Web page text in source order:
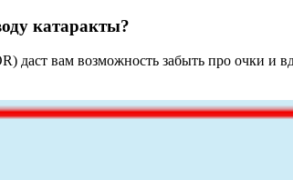
катаракты?
вам возможность забыть про очки и